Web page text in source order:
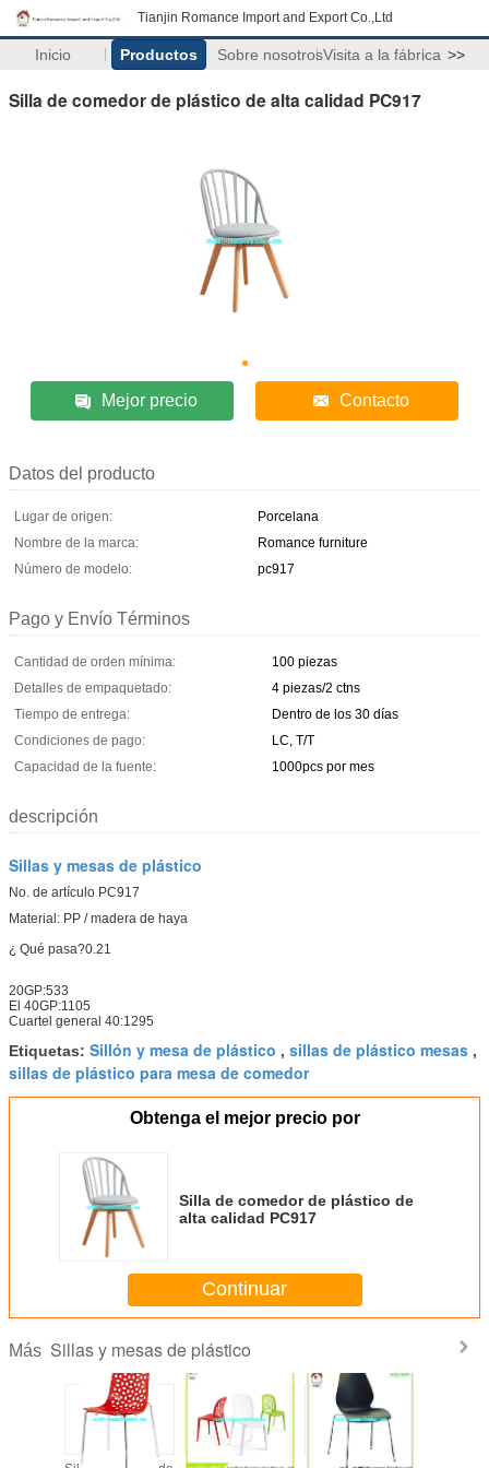
Tianjin Romance Import and Export Co.,Ltd
Inicio Productos Sobre nosotrosVisita a la fábrica >>
Silla de comedor de plástico de alta calidad PC917
Mejor precio Contacto
Datos del producto
Lugar de origen:
Porcelana
Nombre de la marca:
Romance furniture
Número de modelo:
pc917
Pago y Envío Términos
Cantidad de orden mínima:
100 piezas
Detalles de empaquetado:
4 piezas/2 ctns
Tiempo de entrega:
Dentro de los 30 días
Condiciones de pago:
LC, T/T
Capacidad de la fuente:
1000pcs por mes
descripción
Sillas y mesas de plástico
No. de artículo PC917
Material: PP / madera de haya
¿ Qué pasa?0.21
20GP:533
El 40GP:1105
Cuartel general 40:1295
Etiquetas: Sillón y mesa de plástico , sillas de plástico mesas ,
sillas de plástico para mesa de comedor
Obtenga el mejor precio por
Silla de comedor de plástico de
alta calidad PC917
Continuar
Más Sillas y mesas de plástico